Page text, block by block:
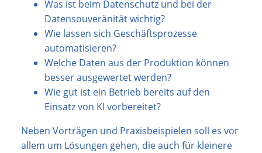
Was ist beim Datenschutz und bei der
Datensouveränität wichtig?
Wie lassen sich Geschäftsprozesse
automatisieren?
Welche Daten aus der Produktion können
besser ausgewertet werden?
Wie gut ist ein Betrieb bereits auf den
Einsatz von KI vorbereitet?
Neben Vorträgen und Praxisbeispielen soll es vor
allem um Lösungen gehen, die auch für kleinere